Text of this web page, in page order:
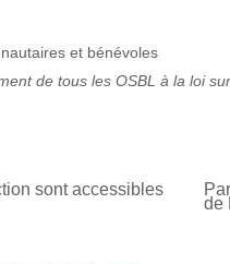
et bénévoles
de tous les OSBL à la loi
sont accessibles
de